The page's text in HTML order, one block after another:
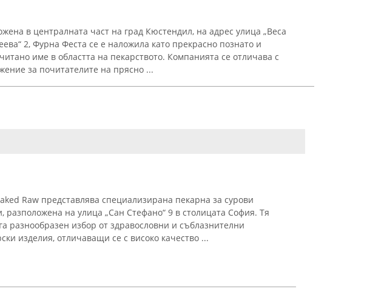
в централната част на град Кюстендил, на адрес улица „Веса
2, Фурна Феста се е наложила като прекрасно познато и
име в областта на пекарството. Компанията се отличава с
за почитателите на прясно ...
Raw представлява специализирана пекарна за сурови
разположена на улица „Сан Стефано“ 9 в столицата София. Тя
разнообразен избор от здравословни и съблазнителни
изделия, отличаващи се с високо качество ...